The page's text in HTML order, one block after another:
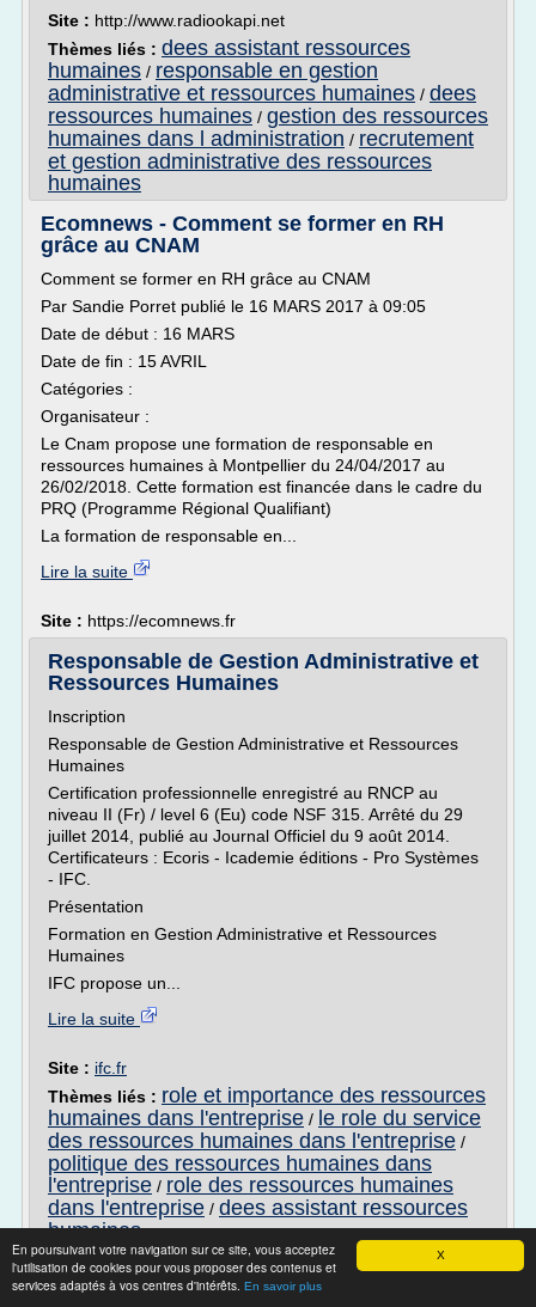
X
En poursuivant votre navigation sur ce site, vous acceptez
l'utilisation de cookies pour vous proposer des contenus et
services adaptés à vos centres d'intérêts. En savoir plus
Site : http://www.radiookapi.net
Thèmes liés : dees assistant ressources
humaines / responsable en gestion
administrative et ressources humaines / dees
ressources humaines / gestion des ressources
humaines dans l administration / recrutement
et gestion administrative des ressources
humaines
Ecomnews - Comment se former en RH
grâce au CNAM
Comment se former en RH grâce au CNAM
Par Sandie Porret publié le 16 MARS 2017 à 09:05
Date de début : 16 MARS
Date de fin : 15 AVRIL
Catégories :
Organisateur :
Le Cnam propose une formation de responsable en
ressources humaines à Montpellier du 24/04/2017 au
26/02/2018. Cette formation est financée dans le cadre du
PRQ (Programme Régional Qualifiant)
La formation de responsable en...
Lire la suite
Site : https://ecomnews.fr
Responsable de Gestion Administrative et
Ressources Humaines
Inscription
Responsable de Gestion Administrative et Ressources
Humaines
Certification professionnelle enregistré au RNCP au
niveau II (Fr) / level 6 (Eu) code NSF 315. Arrêté du 29
juillet 2014, publié au Journal Officiel du 9 août 2014.
Certificateurs : Ecoris - Icademie éditions - Pro Systèmes
- IFC.
Présentation
Formation en Gestion Administrative et Ressources
Humaines
IFC propose un...
Lire la suite
Site : ifc.fr
Thèmes liés : role et importance des ressources
humaines dans l'entreprise / le role du service
des ressources humaines dans l'entreprise /
politique des ressources humaines dans
l'entreprise / role des ressources humaines
dans l'entreprise / dees assistant ressources
humaines
Master pro gestion des ressources
humaines - Dijon - Côte ...